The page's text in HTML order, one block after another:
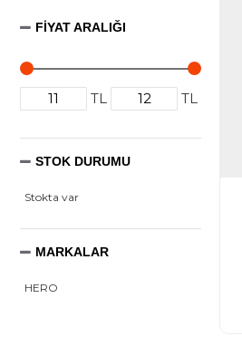
FIYAT ARALIĞI
TL TL
MARKALAR
HERO
STOK DURUMU
Stokta var